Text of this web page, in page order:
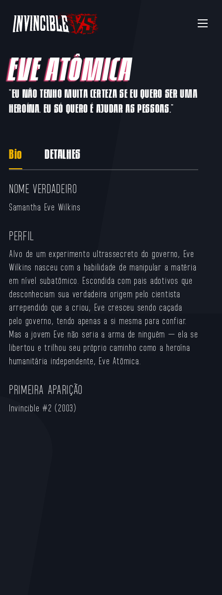
Menu
EVE ATÔMICA
"EU NÃO TENHO MUITA CERTEZA SE EU QUERO SER UMA
HEROÍNA. EU SÓ QUERO É AJUDAR AS PESSOAS."
Bio DETALHES
NOME VERDADEIRO
Samantha Eve Wilkins​
PERFIL
Alvo de um experimento ultrassecreto do governo, Eve
Wilkins nasceu com a habilidade de manipular a matéria
em nível subatômico. Escondida com pais adotivos que
desconheciam sua verdadeira origem pelo cientista
arrependido que a criou, Eve cresceu sendo caçada
pelo governo, tendo apenas a si mesma para confiar.
Mas a jovem Eve não seria a arma de ninguém — ela se
libertou e trilhou seu próprio caminho como a heroína
humanitária independente, Eve Atômica.
PRIMEIRA APARIÇÃO
Invincible #2 (2003)